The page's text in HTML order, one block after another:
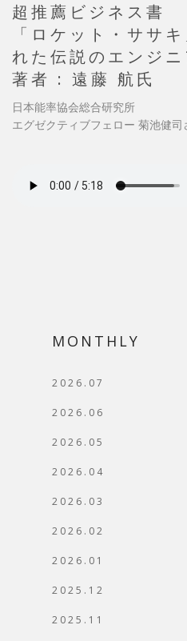
超推薦ビジネス書
「ロケット・ササ
れた伝説のエンジ
著者 : 遠藤 航氏
日本能率協会総合研究所
エグゼクティブフェロー 菊池健司
MONTHLY
2026.07
2026.06
2026.05
2026.04
2026.03
2026.02
2026.01
2025.12
2025.11